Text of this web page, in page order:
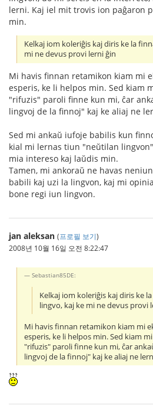
lerni. Kaj iel mit trovis ion paĝaron
min.
Kelkaj iom koleriĝis kaj diris ke la
mi ne devus provi lerni ĝin
Mi havis finnan retamikon kiam mi
esperis, ke li helpos min. Sed kiam
"rifuzis" paroli finne kun mi, ĉar
lingvoj de la finnoj" kaj ke aliaj ne
Sed mi ankaŭ iufoje babilis kun
kial mi lernas tiun "neŭtilan
mia intereso kaj laŭdis min.
Tamen, mi ankoraŭ ne havas
babili kaj uzi la lingvon, kaj mi
bone regi iun lingvon.
jan aleksan (프로필 보기)
2008년 10월 16일 오전 8:22:47
Sebastian85DE:
Kelkaj iom koleriĝis kaj diris ke
lingvo, kaj ke mi ne devus provi
Mi havis finnan retamikon kiam mi
esperis, ke li helpos min. Sed kiam
"rifuzis" paroli finne kun mi, ĉar
lingvoj de la finnoj" kaj ke aliaj ne